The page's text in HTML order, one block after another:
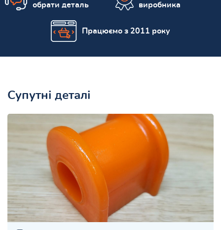
обрати деталь
виробника
Працюємо з 2011 року
Супутні деталі